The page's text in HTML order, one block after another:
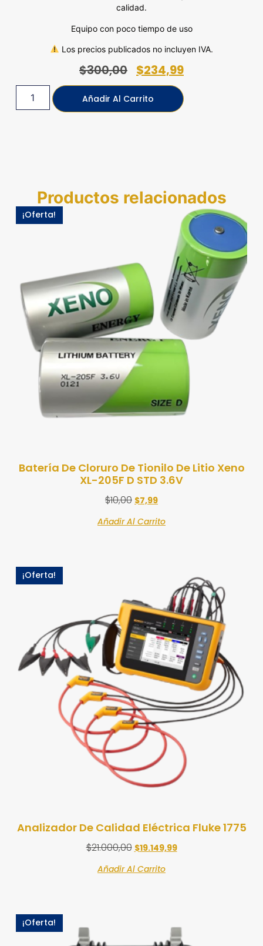
calidad.
Equipo con poco tiempo de uso
Los precios publicados no incluyen IVA.
$300,00 $234,99
Añadir Al Carrito
Productos relacionados
¡Oferta!
Batería De Cloruro De Tionilo De Litio Xeno
XL-205F D STD 3.6V
$10,00 $7,99
Añadir Al Carrito
¡Oferta!
Analizador De Calidad Eléctrica Fluke 1775
$21.000,00 $19.149,99
Añadir Al Carrito
¡Oferta!